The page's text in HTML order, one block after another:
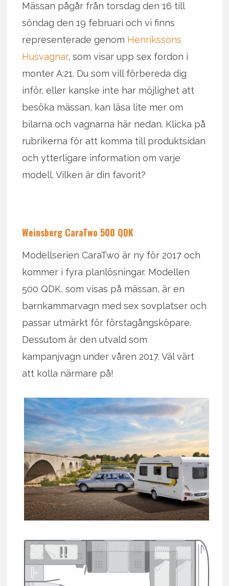
Mässan pågår från torsdag den 16 till
söndag den 19 februari och vi finns
representerade genom Henrikssons
Husvagnar, som visar upp sex fordon i
monter A:21. Du som vill förbereda dig
inför, eller kanske inte har möjlighet att
besöka mässan, kan läsa lite mer om
bilarna och vagnarna här nedan. Klicka på
rubrikerna för att komma till produktsidan
och ytterligare information om varje
modell. Vilken är din favorit?
Weinsberg CaraTwo 500 QDK
Modellserien CaraTwo är ny för 2017 och
kommer i fyra planlösningar. Modellen
500 QDK, som visas på mässan, är en
barnkammarvagn med sex sovplatser och
passar utmärkt för förstagångsköpare.
Dessutom är den utvald som
kampanjvagn under våren 2017. Väl värt
att kolla närmare på!